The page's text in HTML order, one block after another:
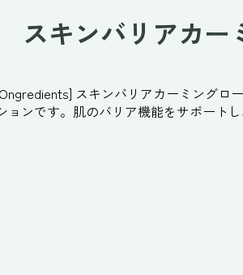
スキンバリアカー
スキンバリアカーミングロ
ョンです。肌のバリア機能をサポート